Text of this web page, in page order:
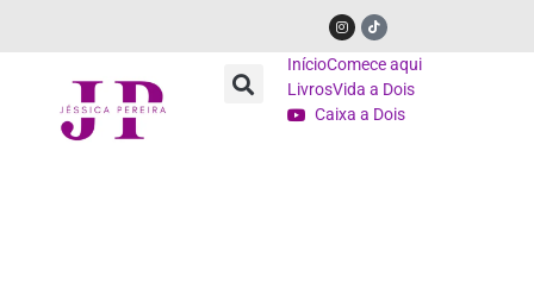
InícioComece aqui
LivrosVida a Dois
Caixa a Dois